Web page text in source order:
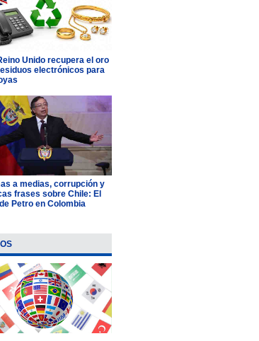
Unido recupera el oro
electrónicos para
a medias, corrupción y
frases sobre Chile: El
Petro en Colombia